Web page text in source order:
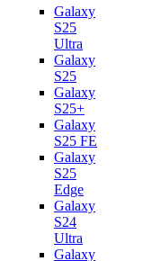
Galaxy
S25
Ultra
Galaxy
S25
Galaxy
S25+
Galaxy
S25 FE
Galaxy
S25
Edge
Galaxy
S24
Ultra
Galaxy